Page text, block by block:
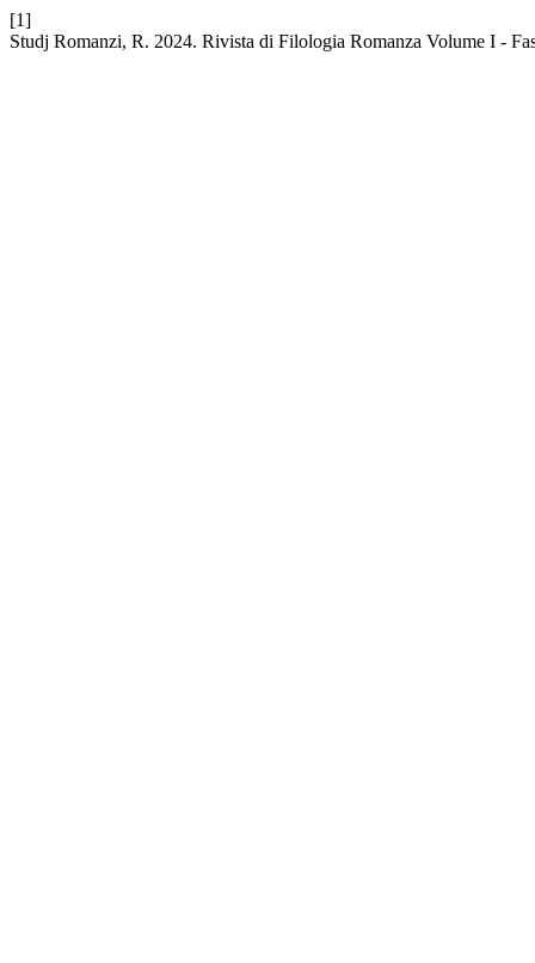
[1]
Studj Romanzi, R. 2024. Rivista di Filologia Romanza Volume I -